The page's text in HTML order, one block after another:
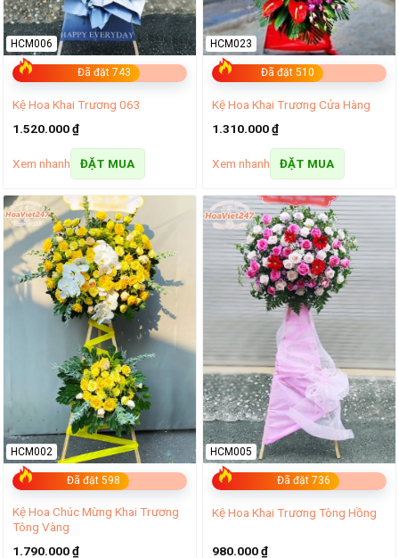
Đã đặt 743
HCM006
Kệ Hoa Khai Trương 063
1.520.000₫
Xem nhanh ĐẶT MUA
Đã đặt 510
HCM023
Kệ Hoa Khai Trương Cửa Hàng
1.310.000₫
Xem nhanh ĐẶT MUA
Đã đặt 598
HCM002
Kệ Hoa Chúc Mừng Khai Trương
Tông Vàng
1.790.000₫
Đã đặt 736
HCM005
Kệ Hoa Khai Trương Tông Hồng
980.000₫